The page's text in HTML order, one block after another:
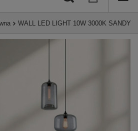
WALL LED LIGHT 10W 3000K SANDY